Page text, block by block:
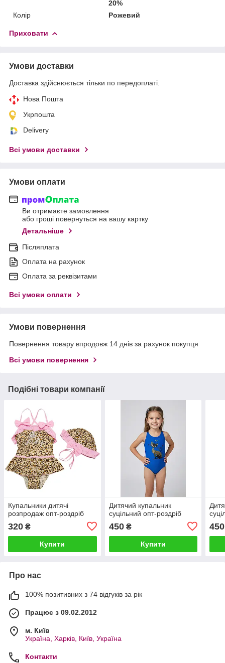
20%
Колір
Рожевий
Приховати
Умови доставки
Доставка здійснюється тільки по передоплаті.
Нова Пошта
Укрпошта
Delivery
Всі умови доставки
Умови оплати
Ви отримаєте замовлення
або гроші повернуться на вашу картку
Детальніше
Післяплата
Оплата на рахунок
Оплата за реквізитами
Всі умови оплати
Умови повернення
Повернення товару впродовж 14 днів за рахунок покупця
Всі умови повернення
Подібні товари компанії
Купальники дитячі
розпродаж опт-роздріб
320 ₴
Купити
Дитячий купальник
суцільний опт-роздріб
450₴
Купити
450
Про нас
100% позитивних з 74 відгуків за рік
Працює з 09.02.2012
м. Київ
Україна, Харків, Київ, Україна
Контакти